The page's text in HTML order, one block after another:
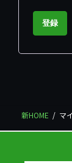
登録
新HOME マ